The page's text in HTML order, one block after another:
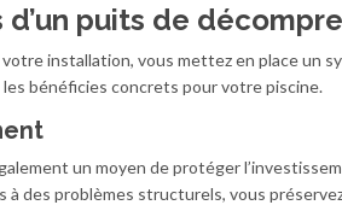
puits de
installation, vous mettez en place un
bénéficies concrets pour votre piscine.
un moyen de protéger
des problèmes structurels, vous